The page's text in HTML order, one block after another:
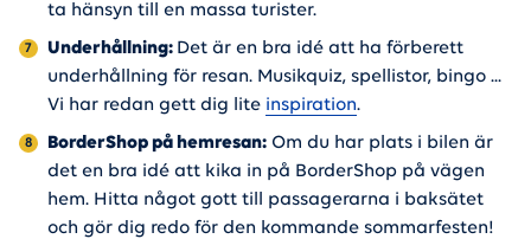
ta hänsyn till en massa turister.
Underhållning: Det är en bra idé att ha förberett
underhållning för resan. Musikquiz, spellistor, bingo ...
Vi har redan gett dig lite inspiration.
BorderShop på hemresan: Om du har plats i bilen är
det en bra idé att kika in på BorderShop på vägen
hem. Hitta något gott till passagerarna i baksätet
och gör dig redo för den kommande sommarfesten!